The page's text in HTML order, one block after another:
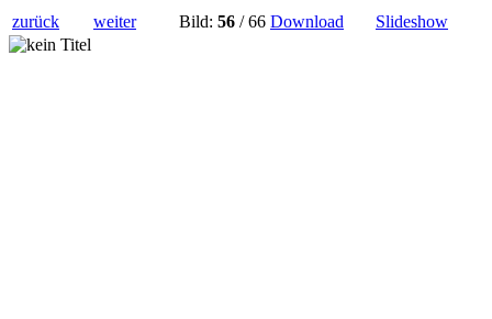
zurück weiter Bild: 56 / 66 Download Slideshow